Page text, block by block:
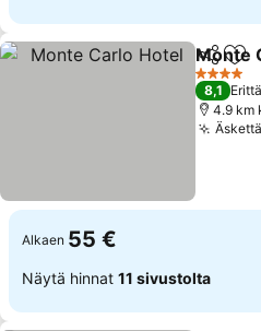
Jaa
Monte
4
8,1
4.9 km
Alkaen 55 €
Näytä hinnat 11 sivustolta